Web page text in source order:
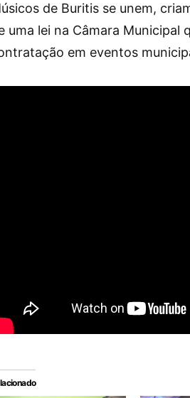
de Buritis se unem,
uma lei na Câmara Municipal
em eventos